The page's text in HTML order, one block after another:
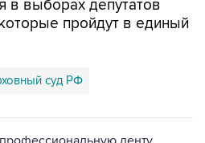
суд РФ
главных новостей сайта